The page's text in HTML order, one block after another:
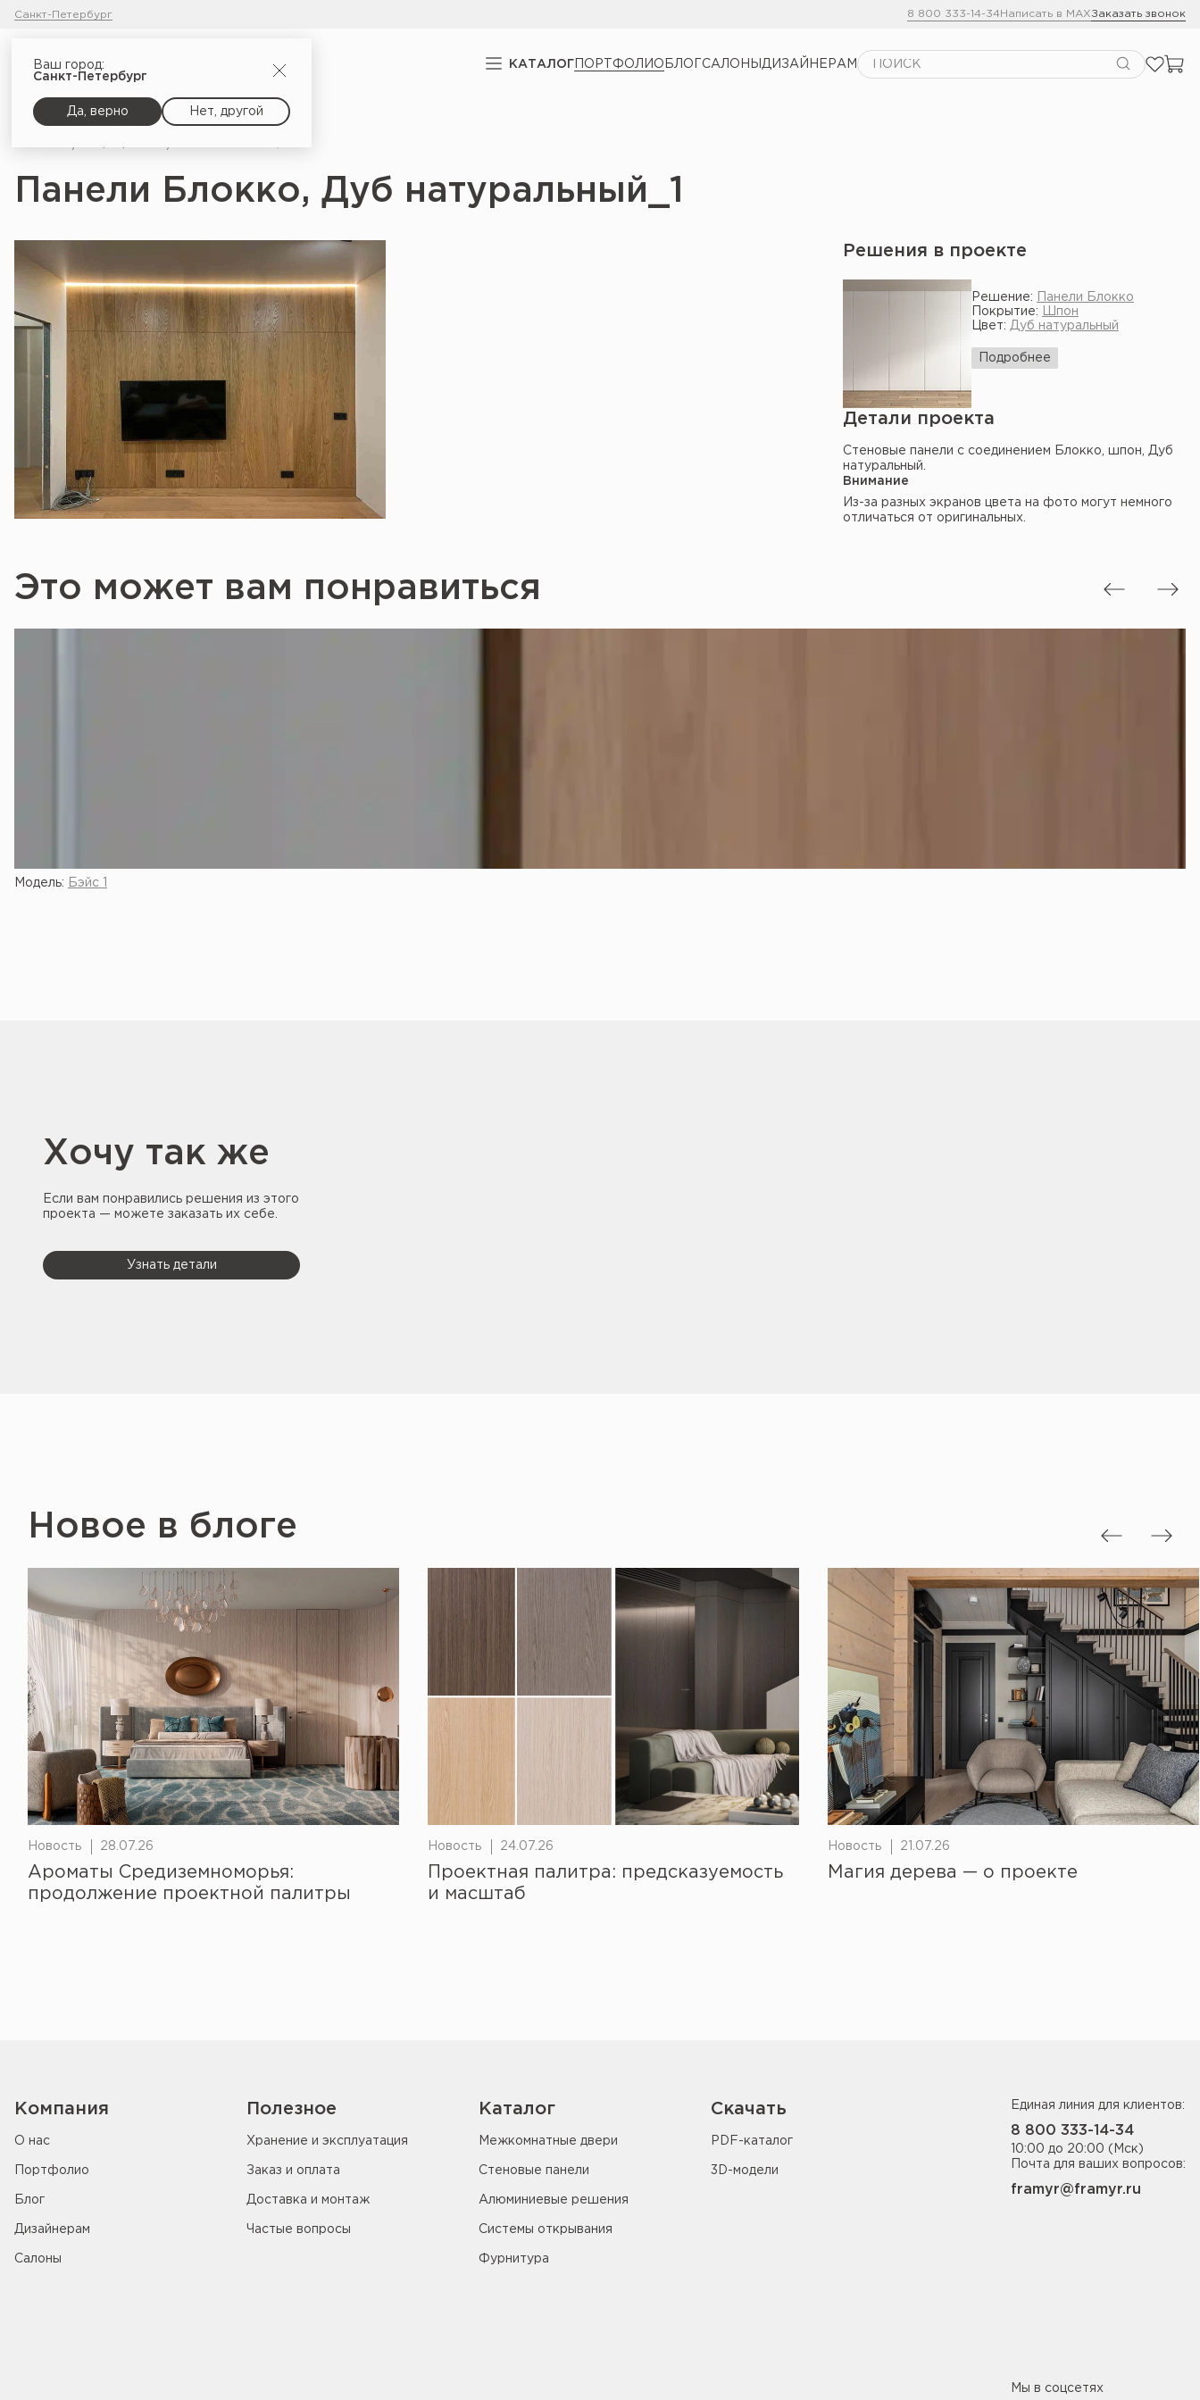
Санкт-Петербург 8 800 333-14-34Написать в MAXЗаказать звонок
КАТАЛОГ ПОРТФОЛИО БЛОГСАЛОНЫ ДИЗАЙНЕРАМ
Ваш город:
Санкт-Петербург
Да, верно Нет, другой
Панели Блокко, Дуб натуральный_1
Решения в проекте
Решение:
Панели Блокко
Покрытие:
Шпон
Цвет: Дуб натуральный
Подробнее
Детали проекта
Стеновые панели с соединением Блокко, шпон, Дуб
натуральный.
Внимание
Из-за разных экранов цвета на фото могут немного
отличаться от оригинальных.
Это может вам понравиться
Модель: Бэйс 1
Хочу так же
Если вам понравились решения из этого
проекта — можете заказать их себе.
Узнать детали
Новое в блоге
Новость 28.07.26
Ароматы Средиземноморья:
продолжение проектной палитры
Новость 24.07.26
Проектная палитра: предсказуемость
и масштаб
Новость 21.07.26
Магия дерева — о проекте
Компания
О нас
Портфолио
Блог
Дизайнерам
Салоны
Полезное
Хранение и эксплуатация
Заказ и оплата
Доставка и монтаж
Частые вопросы
Каталог
Межкомнатные двери
Стеновые панели
Алюминиевые решения
Системы открывания
Фурнитура
Скачать
PDF-каталог
3D-модели
Единая линия для клиентов:
8 800 333-14-34
10:00 до 20:00 (Мск)
Почта для ваших вопросов:
framyr@framyr.ru
Мы в соцсетях